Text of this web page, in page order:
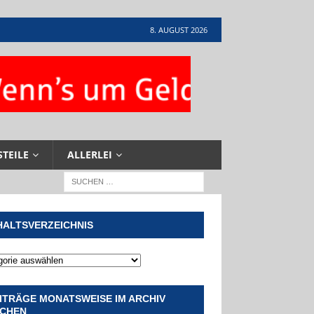
8. AUGUST 2026
ALLERLEI
MONATSWEISE IM ARCHIV